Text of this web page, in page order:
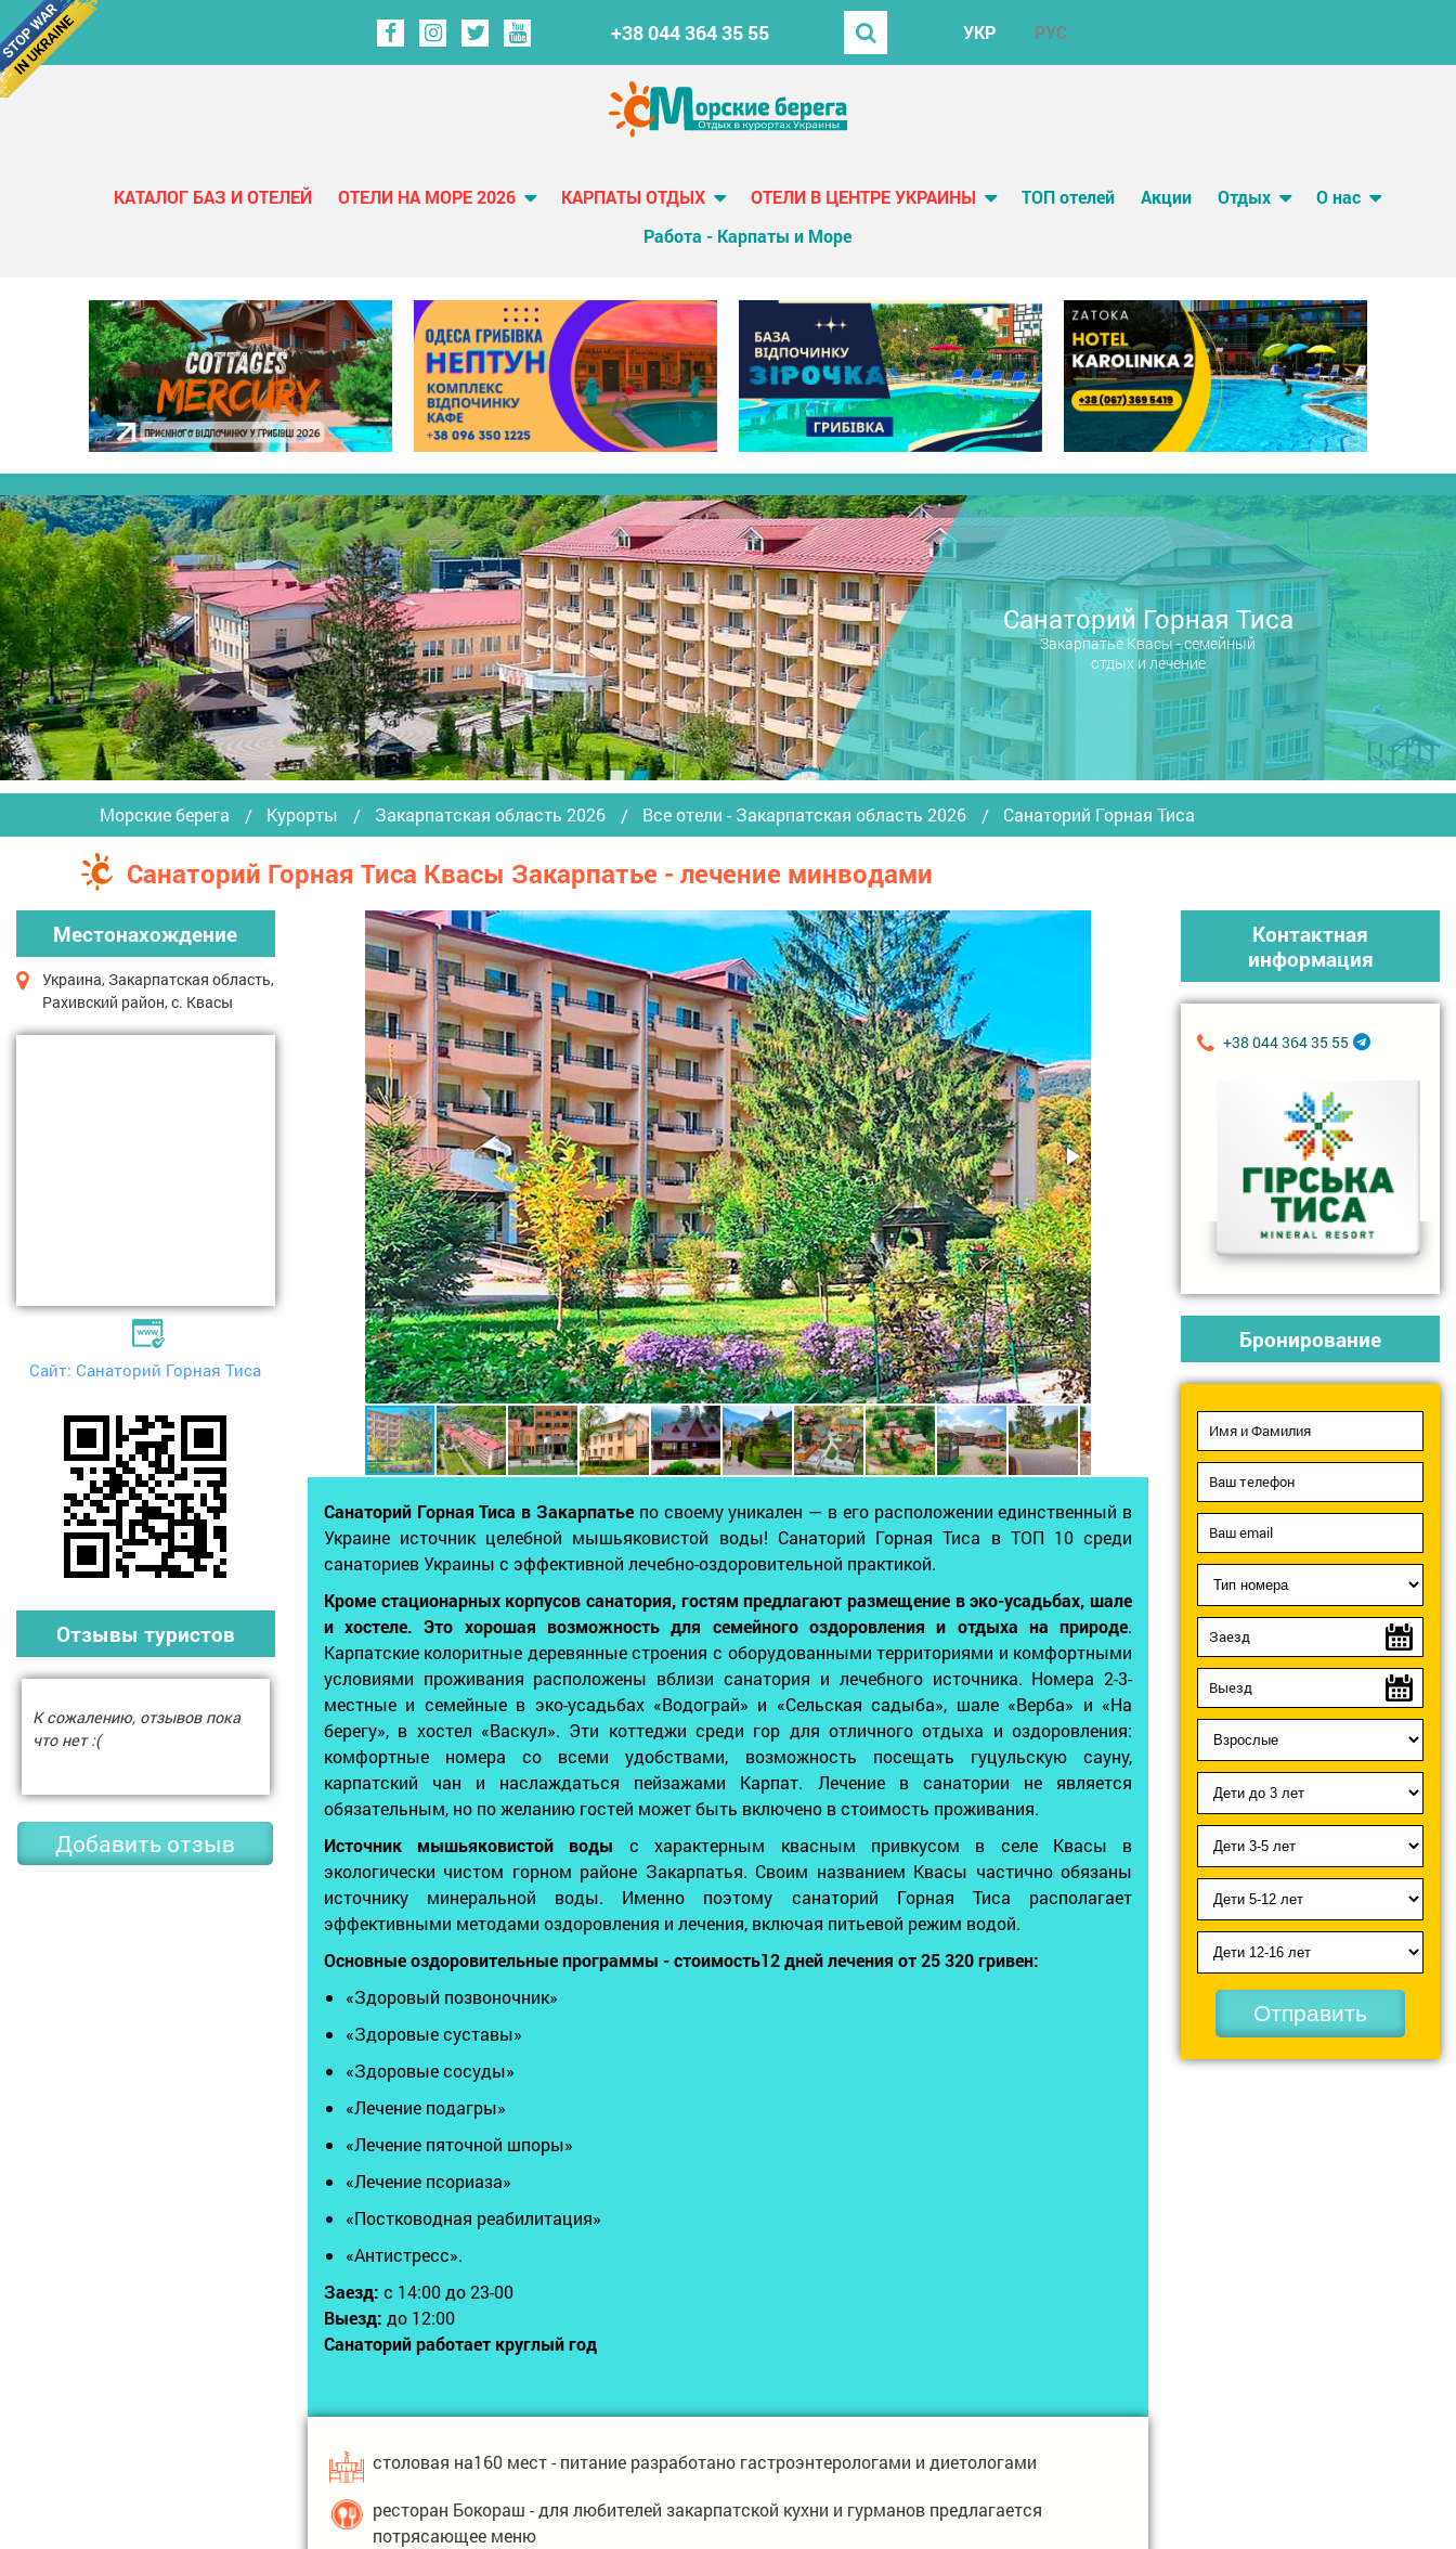
+38 044 364 35 55 УКР РУС
КАТАЛОГ БАЗ И ОТЕЛЕЙ ОТЕЛИ НА МОРЕ 2026 КАРПАТЫ ОТДЫХ ОТЕЛИ В ЦЕНТРЕ УКРАИНЫ ТОП отелей Акции Отдых
О нас
Работа - Карпаты и Море
Санаторий Горная Тиса
Закарпатье Квасы - семейный
отдых и лечение
Морские берега Курорты Закарпатская область 2026 Все отели - Закарпатская область 2026 Санаторий Горная Тиса
Санаторий Горная Тиса Квасы Закарпатье - лечение минводами
Санаторий Горная Тиса в Закарпатье по своему уникален — в его расположении единственный в
Украине источник целебной мышьяковистой воды! Санаторий Горная Тиса в ТОП 10 среди
санаториев Украины с эффективной лечебно-оздоровительной практикой.
Кроме стационарных корпусов санатория, гостям предлагают размещение в эко-усадьбах, шале
и хостеле. Это хорошая возможность для семейного оздоровления и отдыха на природе.
Карпатские колоритные деревянные строения с оборудованными территориями и комфортными
условиями проживания расположены вблизи санатория и лечебного источника. Номера 2-3-
местные и семейные в эко-усадьбах «Водограй» и «Сельская садыба», шале «Верба» и «На
берегу», в хостел «Васкул». Эти коттеджи среди гор для отличного отдыха и оздоровления:
комфортные номера со всеми удобствами, возможность посещать гуцульскую сауну,
карпатский чан и наслаждаться пейзажами Карпат. Лечение в санатории не является
обязательным, но по желанию гостей может быть включено в стоимость проживания.
Источник мышьяковистой воды с характерным квасным привкусом в селе Квасы в
экологически чистом горном районе Закарпатья. Своим названием Квасы частично обязаны
источнику минеральной воды. Именно поэтому санаторий Горная Тиса располагает
эффективными методами оздоровления и лечения, включая питьевой режим водой.
Основные оздоровительные программы - стоимость12 дней лечения от 25 320 гривен:
«Здоровый позвоночник»
«Здоровые суставы»
«Здоровые сосуды»
«Лечение подагры»
«Лечение пяточной шпоры»
«Лечение псориаза»
«Постководная реабилитация»
«Антистресс».
Заезд: с 14:00 до 23-00
Выезд: до 12:00
Санаторий работает круглый год
столовая на160 мест - питание разработано гастроэнтерологами и диетологами
ресторан Бокораш - для любителей закарпатской кухни и гурманов предлагается
потрясающее меню
Местонахождение
Украина, Закарпатская область,
Рахивский район, с. Квасы
Сайт: Санаторий Горная Тиса
Отзывы туристов
К сожалению, отзывов пока
что нет :(
Добавить отзыв
Контактная
информация
+38 044 364 35 55
Бронирование
Отправить